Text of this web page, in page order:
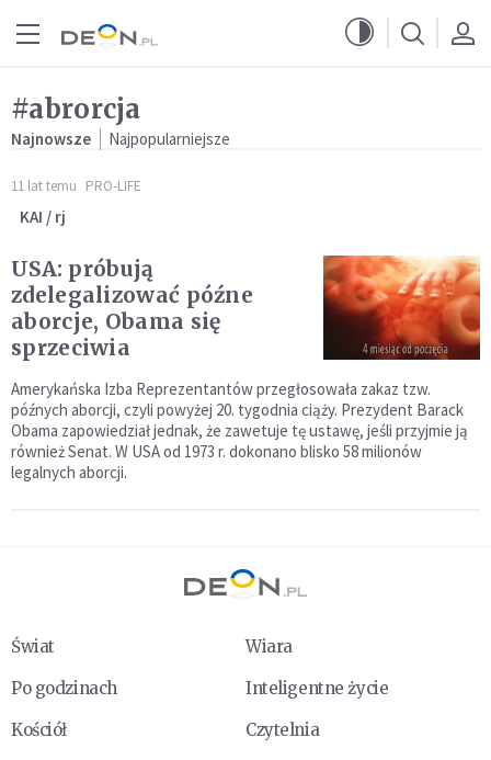
#abrorcja
Najnowsze Najpopularniejsze
11 lat temu PRO-LIFE
KAI / rj
USA: próbują
zdelegalizować późne
aborcje, Obama się
sprzeciwia
Amerykańska Izba Reprezentantów przegłosowała zakaz tzw.
późnych aborcji, czyli powyżej 20. tygodnia ciąży. Prezydent Barack
Obama zapowiedział jednak, że zawetuje tę ustawę, jeśli przyjmie ją
również Senat. W USA od 1973 r. dokonano blisko 58 milionów
legalnych aborcji.
Świat
Wiara
Po godzinach
Inteligentne życie
Kościół
Czytelnia